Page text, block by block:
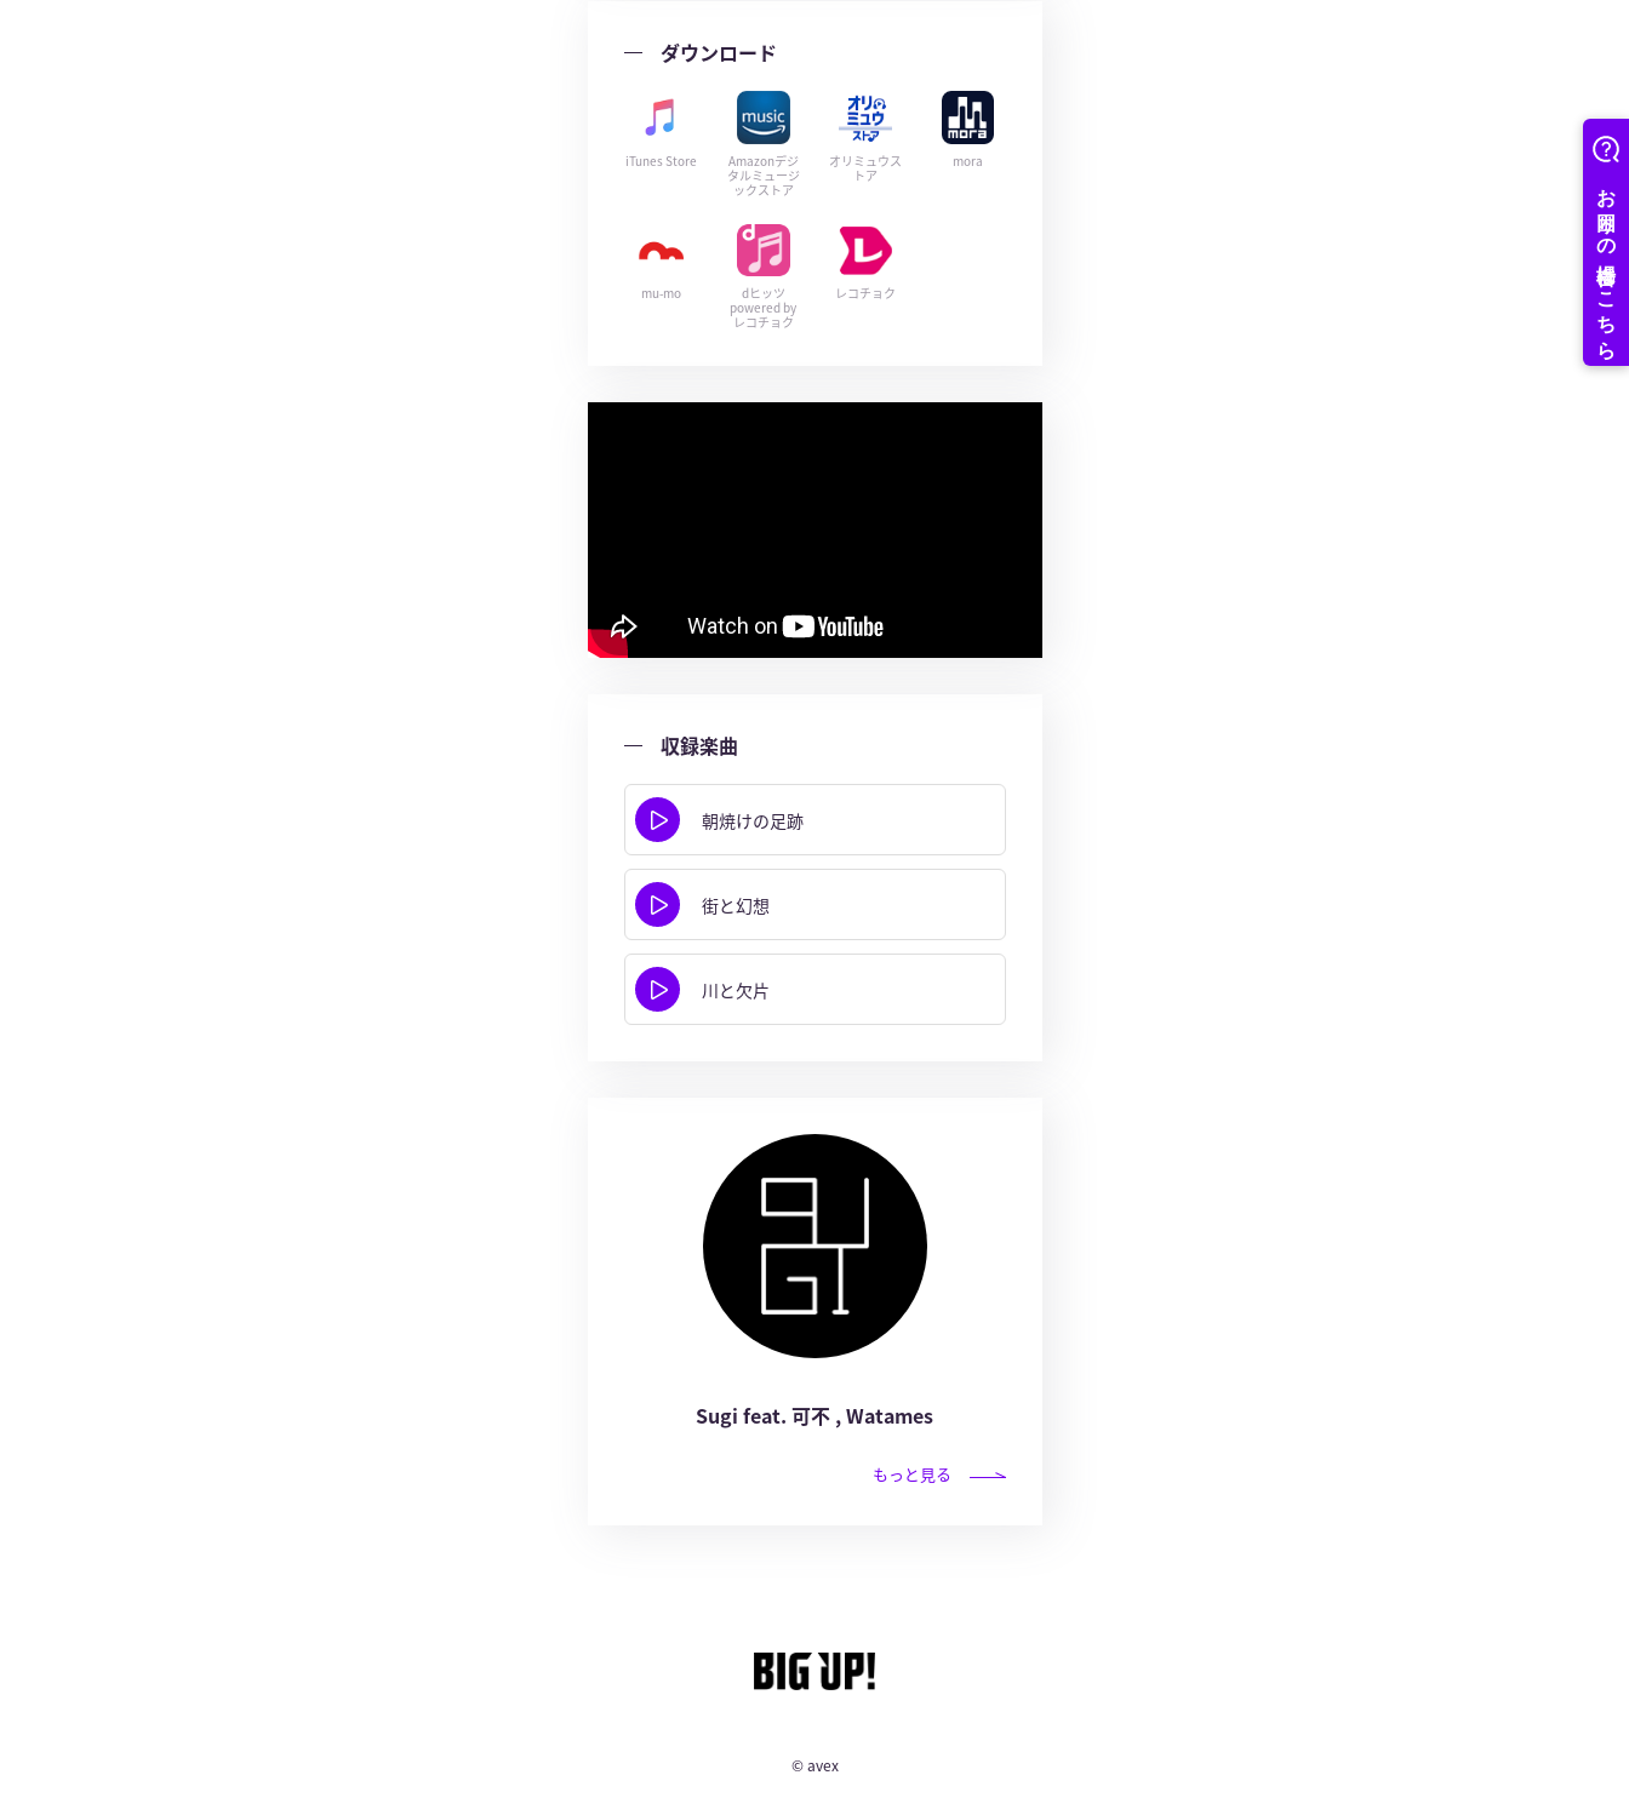
ダウンロード
iTunes Store
Amazonデジ
タルミュージ
ックストア
オリミュウス
トア
mora
mu-mo
dヒッツ
powered by
レコチョク
レコチョク
収録楽曲
朝焼けの足跡
街と幻想
川と欠片
Sugi feat. 可不 , Watames
もっと見る
© avex